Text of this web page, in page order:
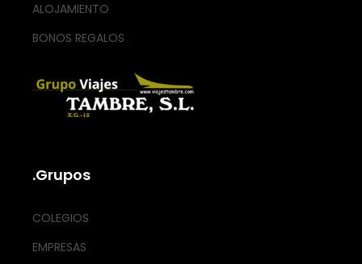
ALOJAMIENTO
BONOS REGALOS
.Grupos
COLEGIOS
EMPRESAS